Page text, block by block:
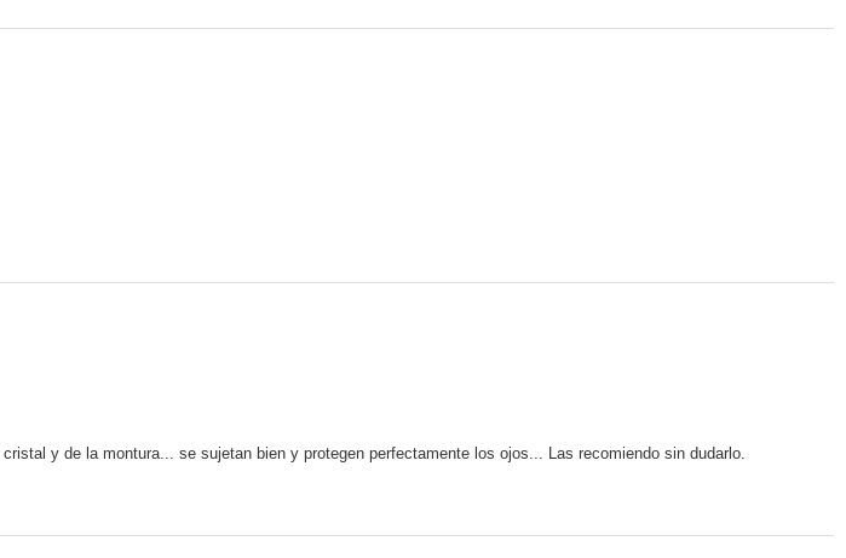
y de la montura... se sujetan bien y protegen perfectamente los ojos... Las recomiendo sin dudarlo.